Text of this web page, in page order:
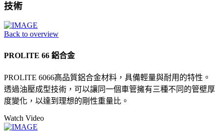
技術
Back to overview
PROLITE 66 鋁合金
PROLITE 6066高品質鋁合金材料，具備輕量與耐用的特性。
透過油壓成型技術，可以讓同一個車管擁有三種不同的管壁厚
度變化，以達到理想的剛性重量比。
Watch Video